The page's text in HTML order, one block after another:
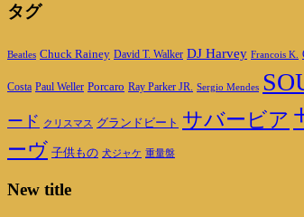
タグ
Beatles Chuck Rainey David T. Walker DJ Harvey Francois K.
Costa Paul Weller Porcaro Ray Parker JR. Sergio Mendes
ード クリスマス グランドビート サバービア
ーヴ 子供もの 犬ジャケ 重量盤
New title